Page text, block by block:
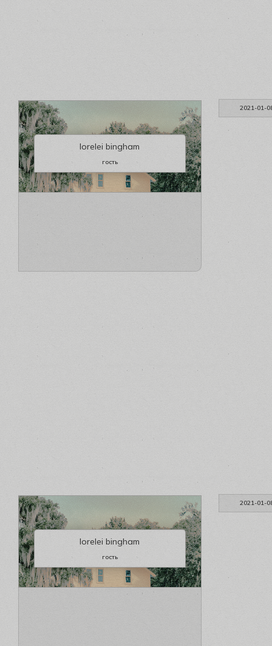
2021-01-
lorelei bingham
гость
2021-01-
lorelei bingham
гость